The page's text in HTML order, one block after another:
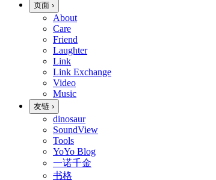
页面 ›
About
Care
Friend
Laughter
Link
Link Exchange
Video
Music
友链 ›
dinosaur
SoundView
Tools
YoYo Blog
一诺千金
书格